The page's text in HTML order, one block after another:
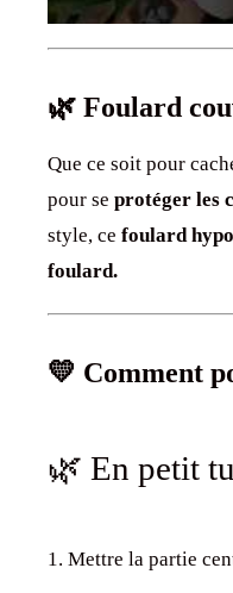
🌿 Foulard
Que ce soit pour
pour se protéger les
style, ce foulard
foulard.
💛 Comment
🌿 En petit
Mettre la partie